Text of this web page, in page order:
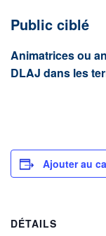
Public ciblé
Animatrices ou
DLAJ dans les
Ajouter au
DÉTAILS